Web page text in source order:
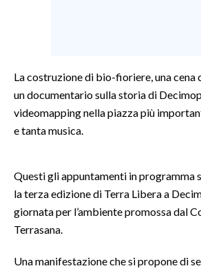
CULTURA
SPETTACOLI
SALUTE
SARDEGNA TURISMO
SARDI NEL MONDO
La costruzione di bio-fioriere, una cena
un documentario sulla storia di
videomapping nella piazza più
e tanta musica.
Questi gli appuntamenti in programma
la terza edizione di Terra Libera a
giornata per l’ambiente promossa dal
Terrasana.
Una manifestazione che si propone di